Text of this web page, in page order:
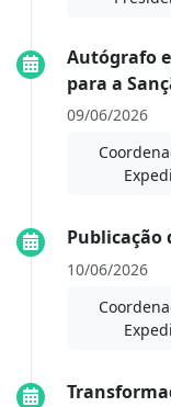
Autógrafo
para a
09/06/2026
Publicação
10/06/2026